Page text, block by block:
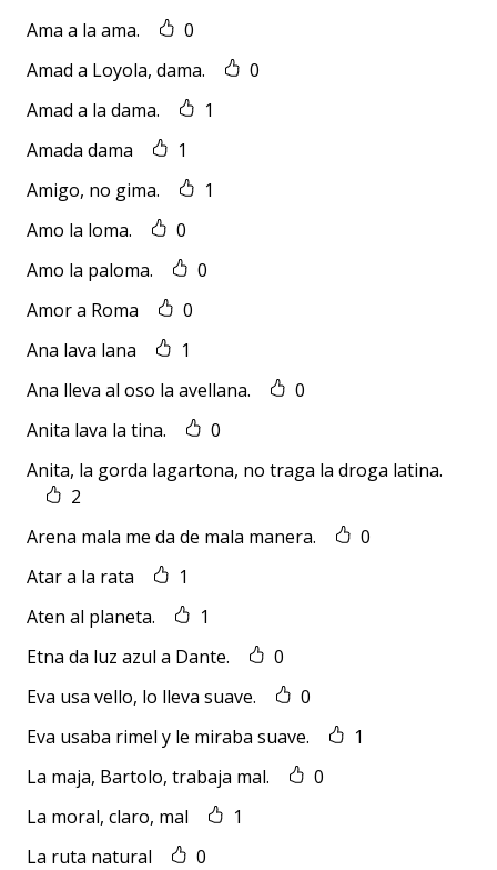
Ama a la ama.
0
Amad a Loyola, dama.
0
Amad a la dama.
1
Amada dama
1
Amigo, no gima.
1
Amo la loma.
0
Amo la paloma.
0
Amor a Roma
0
Ana lava lana
1
Ana lleva al oso la avellana.
0
Anita lava la tina.
0
Anita, la gorda lagartona, no traga la droga latina.
2
Arena mala me da de mala manera.
0
Atar a la rata
1
Aten al planeta.
1
Etna da luz azul a Dante.
0
Eva usa vello, lo lleva suave.
0
Eva usaba rimel y le miraba suave.
1
La maja, Bartolo, trabaja mal.
0
La moral, claro, mal
1
La ruta natural
0